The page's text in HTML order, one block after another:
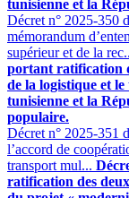
tunisienne et la
Décret n° 2025-350
mémorandum
supérieur et de la
portant ratification
de la logistique et
tunisienne et la
populaire.
Décret n° 2025-351
l’accord de
transport mul...
ratification des